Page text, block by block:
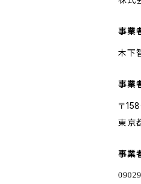
事業
木下
事業
〒
東京
事業